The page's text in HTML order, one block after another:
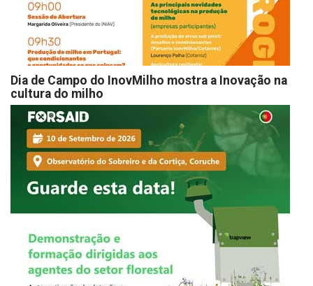
Dia de Campo do InovMilho mostra a Inovação na
cultura do milho